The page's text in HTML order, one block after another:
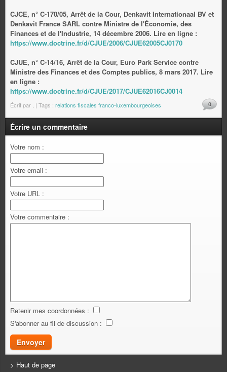
CJCE, n° C-170/05, Arrêt de la Cour, Denkavit Internationaal BV et
Denkavit France SARL contre Ministre de l'Économie, des
Finances et de l'Industrie, 14 décembre 2006. Lire en ligne :
https://www.doctrine.fr/d/CJUE/2006/CJUE62005CJ0170
CJUE, n° C-14/16, Arrêt de la Cour, Euro Park Service contre
Ministre des Finances et des Comptes publics, 8 mars 2017. Lire
en ligne :
https://www.doctrine.fr/d/CJUE/2017/CJUE62016CJ0014
Écrit par | Tags : relations fiscales franco-luxembourgeoises 0
Écrire un commentaire
Votre nom :
Votre email :
Votre URL :
Votre commentaire :
Retenir mes coordonnées :
S'abonner au fil de discussion :
> Haut de page